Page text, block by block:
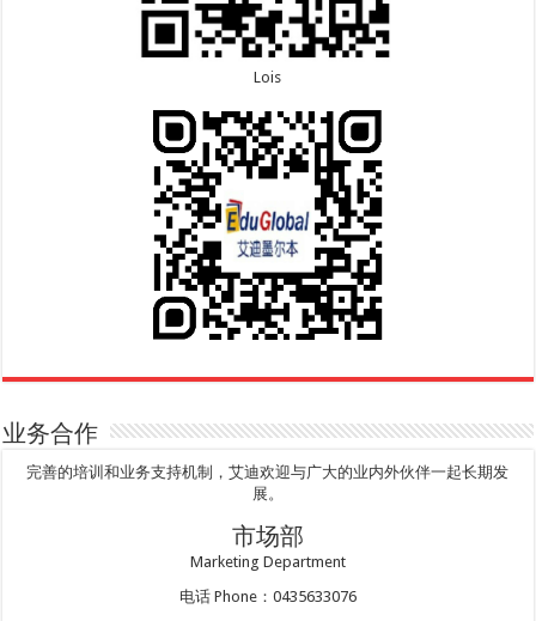
Lois
业务合作
完善的培训和业务支持机制，艾迪欢迎与广大的业内外伙伴一起长期发
展。
市场部
Marketing Department
电话 Phone：0435633076